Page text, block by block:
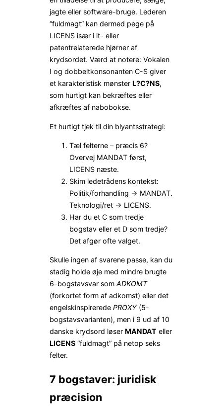
jagte eller software-bruge. Lederen
“fuldmagt” kan dermed pege på
LICENS især i it- eller
patentrelaterede hjørner af
krydsordet. Værd at notere: Vokalen
I og dobbeltkonsonanten C-S giver
et karakteristisk mønster L?C?NS,
som hurtigt kan bekræftes eller
afkræftes af nabobokse.
Et hurtigt tjek til din blyantsstrategi:
Tæl felterne – præcis 6?
Overvej MANDAT først,
LICENS næste.
Skim ledetrådens kontekst:
Politik/forhandling → MANDAT.
Teknologi/ret → LICENS.
Har du et C som tredje
bogstav eller et D som tredje?
Det afgør ofte valget.
Skulle ingen af svarene passe, kan du
stadig holde øje med mindre brugte
6-bogstavsvar som ADKOMT
(forkortet form af adkomst) eller det
engelskinspirerede PROXY (5-
bogstavsvarianten), men i 9 ud af 10
danske krydsord løser MANDAT eller
LICENS “fuldmagt” på netop seks
felter.
7 bogstaver: juridisk
præcision